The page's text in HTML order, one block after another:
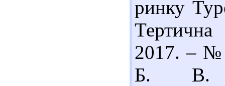
ринку
2017. – №
Б. В.